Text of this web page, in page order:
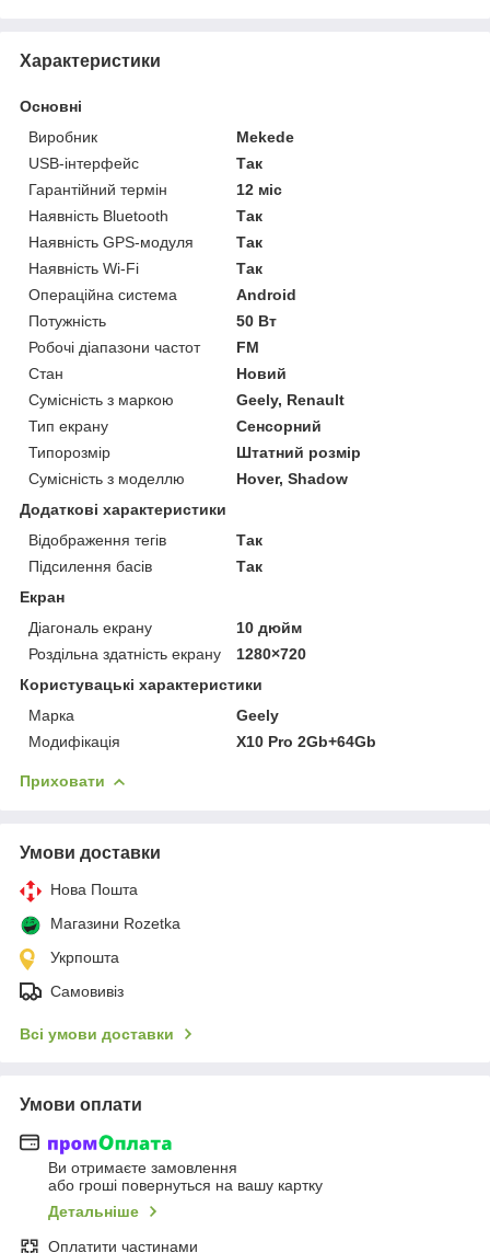
Характеристики
Основні
Виробник
Mekede
USB-інтерфейс
Так
Гарантійний термін
12 міс
Наявність Bluetooth
Так
Наявність GPS-модуля
Так
Наявність Wi-Fi
Так
Операційна система
Android
Потужність
50 Вт
Робочі діапазони частот
FM
Стан
Новий
Сумісність з маркою
Geely, Renault
Тип екрану
Сенсорний
Типорозмір
Штатний розмір
Сумісність з моделлю
Hover, Shadow
Додаткові характеристики
Відображення тегів
Так
Підсилення басів
Так
Екран
Діагональ екрану
10 дюйм
Роздільна здатність екрану
1280×720
Користувацькі характеристики
Марка
Geely
Модифікація
X10 Pro 2Gb+64Gb
Приховати
Умови доставки
Нова Пошта
Магазини Rozetka
Укрпошта
Самовивіз
Всі умови доставки
Умови оплати
Ви отримаєте замовлення
або гроші повернуться на вашу картку
Детальніше
Оплатити частинами